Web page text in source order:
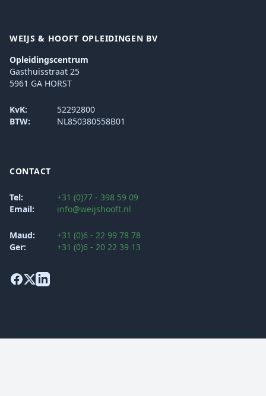
WEIJS & HOOFT OPLEIDINGEN BV
Opleidingscentrum
Gasthuisstraat 25
5961 GA HORST
KvK:
52292800
BTW:
NL850380558B01
CONTACT
Tel:
+31 (0)77 - 398 59 09
Email:
info@weijshooft.nl
Maud:
+31 (0)6 - 22 99 78 78
Ger:
+31 (0)6 - 20 22 39 13